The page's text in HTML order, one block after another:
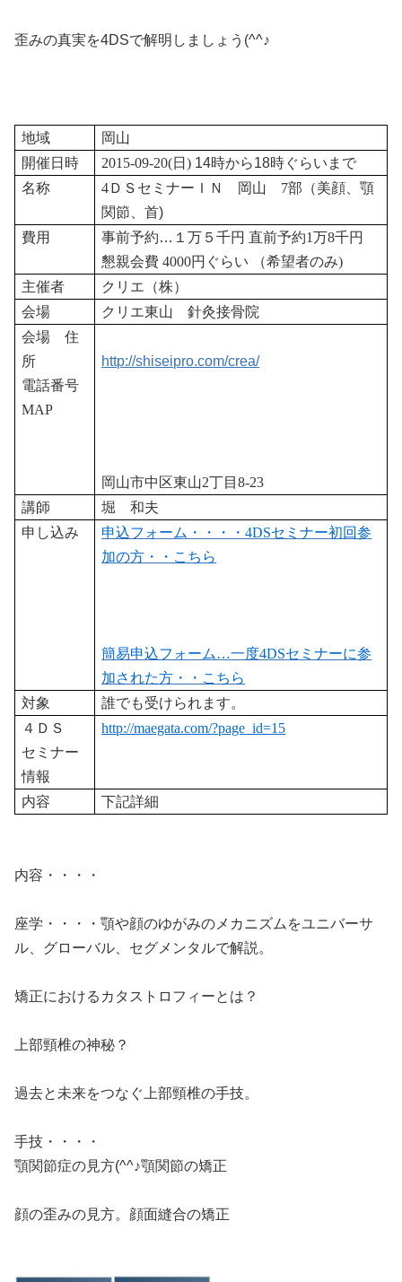
歪みの真実を4DSで解明しましょう(^^♪
地域
岡山
開催日時
2015-09-20(日) 14時から18時ぐらいまで
名称
4ＤＳセミナーＩＮ 岡山 7部（美顔、顎
関節、首)
費用
事前予約…１万５千円 直前予約1万8千円
懇親会費 4000円ぐらい （希望者のみ)
主催者
クリエ（株）
会場
クリエ東山 針灸接骨院
会場 住
所
電話番号
MAP
http://shiseipro.com/crea/
岡山市中区東山2丁目8-23
講師
堀 和夫
申し込み
申込フォーム・・・・4DSセミナー初回参
加の方・・こちら
簡易申込フォーム…一度4DSセミナーに参
加された方・・こちら
対象
誰でも受けられます。
４ＤＳ
セミナー
情報
http://maegata.com/?page_id=15
内容 下記詳細
内容・・・・
座学・・・・顎や顔のゆがみのメカニズムをユニバーサ
ル、グローバル、セグメンタルで解説。
矯正におけるカタストロフィーとは？
上部頸椎の神秘？
過去と未来をつなぐ上部頸椎の手技。
手技・・・・
顎関節症の見方(^^♪顎関節の矯正
顔の歪みの見方。顔面縫合の矯正